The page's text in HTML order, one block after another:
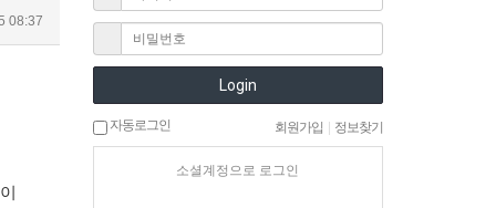
08:37
Login
자동로그인 회원가입 정보찾기
소셜계정으로 로그인